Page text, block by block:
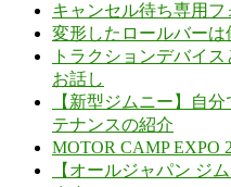
キャンセル待ち専用
変形したロールバーは
トラクションデバイ
お話し
【新型ジムニー】自
テナンスの紹介
MOTOR CAMP EXPO
【オールジャパン ジ